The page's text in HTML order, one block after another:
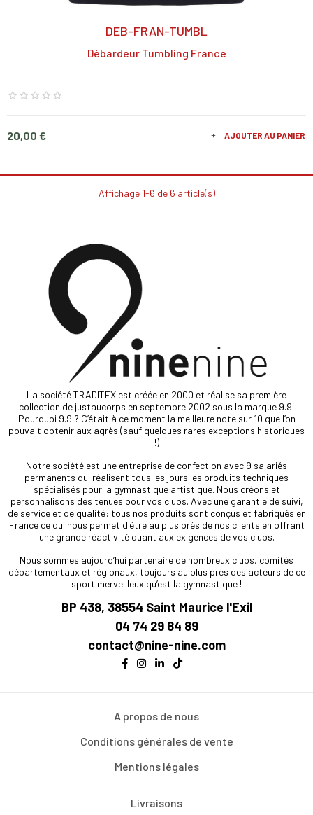
DEB-FRAN-TUMBL
Débardeur Tumbling France
AJOUTER AU PANIER
Prix
20,00 €
Affichage 1-6 de 6 article(s)
La société TRADITEX est créée en 2000 et réalise sa première
collection de justaucorps en septembre 2002 sous la marque 9.9.
Pourquoi 9.9 ? C’était à ce moment la meilleure note sur 10 que l’on
pouvait obtenir aux agrès (sauf quelques rares exceptions historiques
!)
Notre société est une entreprise de confection avec 9 salariés
permanents qui réalisent tous les jours les produits techniques
spécialisés pour la gymnastique artistique. Nous créons et
personnalisons des tenues pour vos clubs. Avec une garantie de suivi,
de service et de qualité: tous nos produits sont conçus et fabriqués en
France ce qui nous permet d'être au plus près de nos clients en offrant
une grande réactivité quant aux exigences de vos clubs.
Nous sommes aujourd’hui partenaire de nombreux clubs, comités
départementaux et régionaux, toujours au plus près des acteurs de ce
sport merveilleux qu’est la gymnastique !
BP 438, 38554 Saint Maurice l'Exil
04 74 29 84 89
contact@nine-nine.com
A propos de nous
Conditions générales de vente
Mentions légales
Livraisons